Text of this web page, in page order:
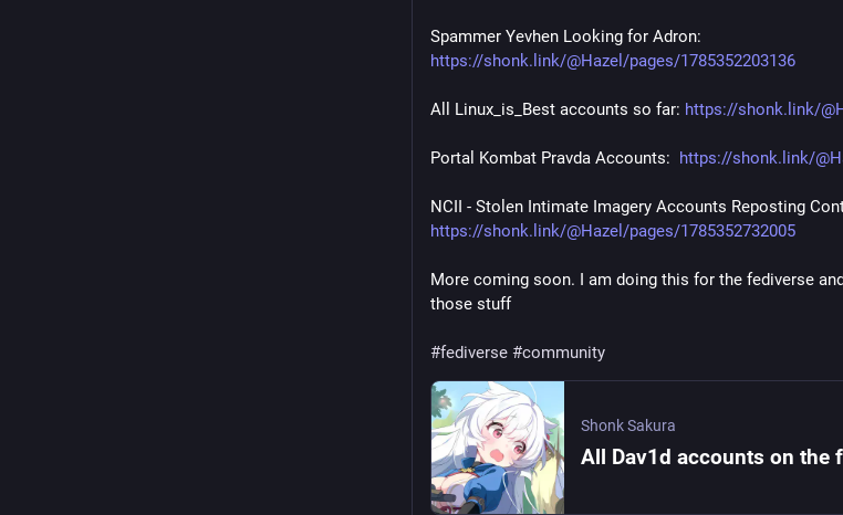
https://shonk.link/@Hazel/pages/1785352203136
All Linux_is_Best accounts so far: https://shonk.link/
Portal Kombat Pravda Accounts: https://shonk.link/
https://shonk.link/@Hazel/pages/1785352732005
More coming soon. I am doing this for the fediverse
those stuff
#fediverse #community
Shonk Sakura
All Dav1d accounts on the